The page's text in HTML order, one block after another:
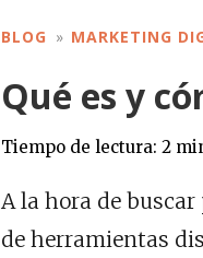
BLOG MARKETING
Qué es y
Tiempo de lectura: 2
A la hora de
de herramientas